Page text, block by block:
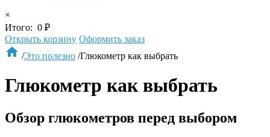
×
Итого: 0 ₽
Открыть корзину Оформить заказ
 /Это полезно /Глюкометр как выбрать
Глюкометр как выбрать
Обзор глюкометров перед выбором